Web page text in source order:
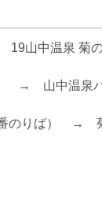
山中温泉 菊の
→ 山中温泉
のりば） →